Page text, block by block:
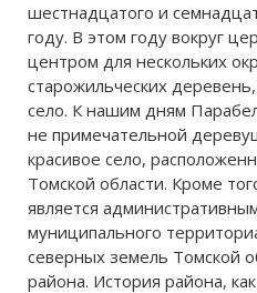
шестнадцатого и
году. В этом году вокруг
центром для нескольких
старожильческих
село. К нашим дням
не примечательной
красивое село,
Томской области. Кроме
является
муниципального
северных земель Томской
района. История района,